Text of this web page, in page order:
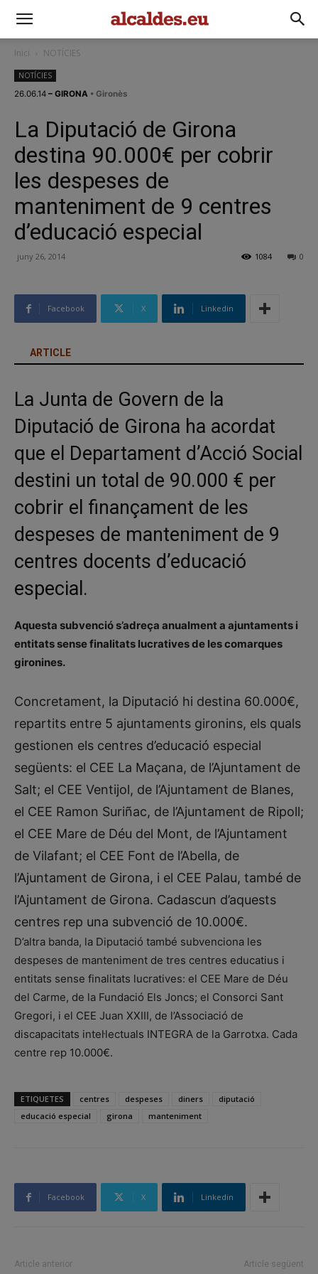
Inici NOTÍCIES
NOTÍCIES
26.06.14 – GIRONA • Gironès
La Diputació de Girona
destina 90.000€ per cobrir
les despeses de
manteniment de 9 centres
d’educació especial
juny 26, 2014 0
1084
Facebook X Linkedin
ARTICLE
La Junta de Govern de la
Diputació de Girona ha acordat
que el Departament d’Acció Social
destini un total de 90.000 € per
cobrir el finançament de les
despeses de manteniment de 9
centres docents d’educació
especial.
Aquesta subvenció s’adreça anualment a ajuntaments i
entitats sense finalitats lucratives de les comarques
gironines.
Concretament, la Diputació hi destina 60.000€,
repartits entre 5 ajuntaments gironins, els quals
gestionen els centres d’educació especial
següents: el CEE La Maçana, de l’Ajuntament de
Salt; el CEE Ventijol, de l’Ajuntament de Blanes,
el CEE Ramon Suriñac, de l’Ajuntament de Ripoll;
el CEE Mare de Déu del Mont, de l’Ajuntament
de Vilafant; el CEE Font de l’Abella, de
l’Ajuntament de Girona, i el CEE Palau, també de
l’Ajuntament de Girona. Cadascun d’aquests
centres rep una subvenció de 10.000€.
D’altra banda, la Diputació també subvenciona les
despeses de manteniment de tres centres educatius i
entitats sense finalitats lucratives: el CEE Mare de Déu
del Carme, de la Fundació Els Joncs; el Consorci Sant
Gregori, i el CEE Juan XXIII, de l’Associació de
discapacitats intel·lectuals INTEGRA de la Garrotxa. Cada
centre rep 10.000€.
ETIQUETES centres despeses diners
diputació
educació especial
girona manteniment
Facebook X Linkedin
Article anterior Article següent